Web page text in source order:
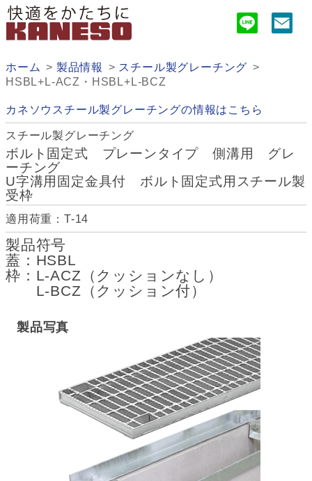
ホーム 製品情報
スチール製グレーチング
HSBL+L-ACZ・HSBL+L-BCZ
カネソウスチール製グレーチングの情報はこちら
スチール製グレーチング
ボルト固定式 プレーンタイプ 側溝用 グレ
ーチング
U字溝用固定金具付 ボルト固定式用スチール製
受枠
適用荷重：T-14
製品符号
蓋：HSBL
枠：L-ACZ（クッションなし）
L-BCZ（クッション付）
製品写真